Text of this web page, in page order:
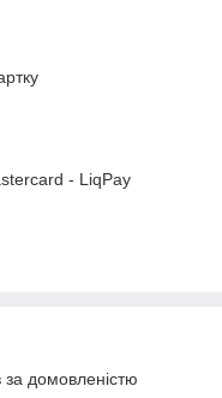
- LiqPay
домовленістю